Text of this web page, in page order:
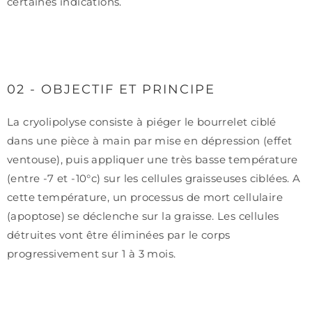
02 - OBJECTIF ET PRINCIPE
La cryolipolyse consiste à piéger le bourrelet ciblé
dans une pièce à main par mise en dépression (effet
ventouse), puis appliquer une très basse température
(entre -7 et -10°c) sur les cellules graisseuses ciblées. A
cette température, un processus de mort cellulaire
(apoptose) se déclenche sur la graisse. Les cellules
détruites vont être éliminées par le corps
progressivement sur 1 à 3 mois.